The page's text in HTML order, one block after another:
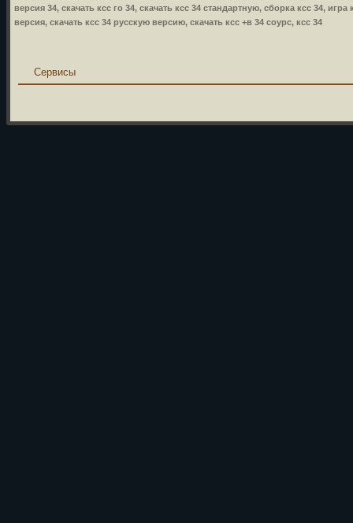
версия 34, скачать ксс го 34, скачать ксс 34 стандартную, сборка ксс 34,
версия, скачать ксс 34 русскую версию, скачать ксс +в 34 соурс, ксс 34
Сервисы